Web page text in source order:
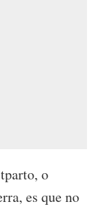
o
es que no